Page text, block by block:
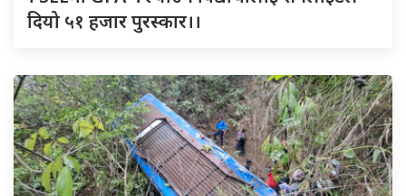
दियो ५१ हजार पुरस्कार।।